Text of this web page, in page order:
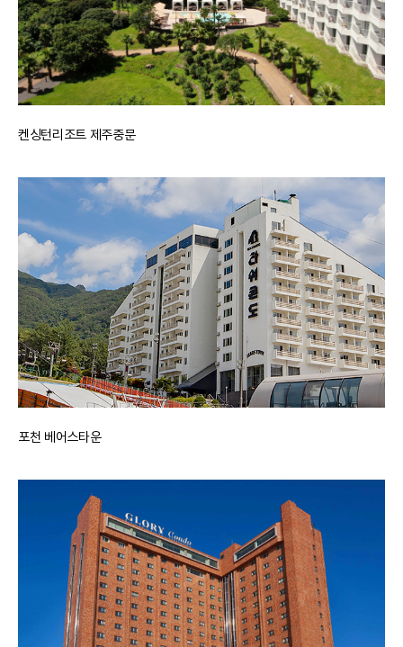
켄싱턴리조트 제주중문
포천 베어스타운